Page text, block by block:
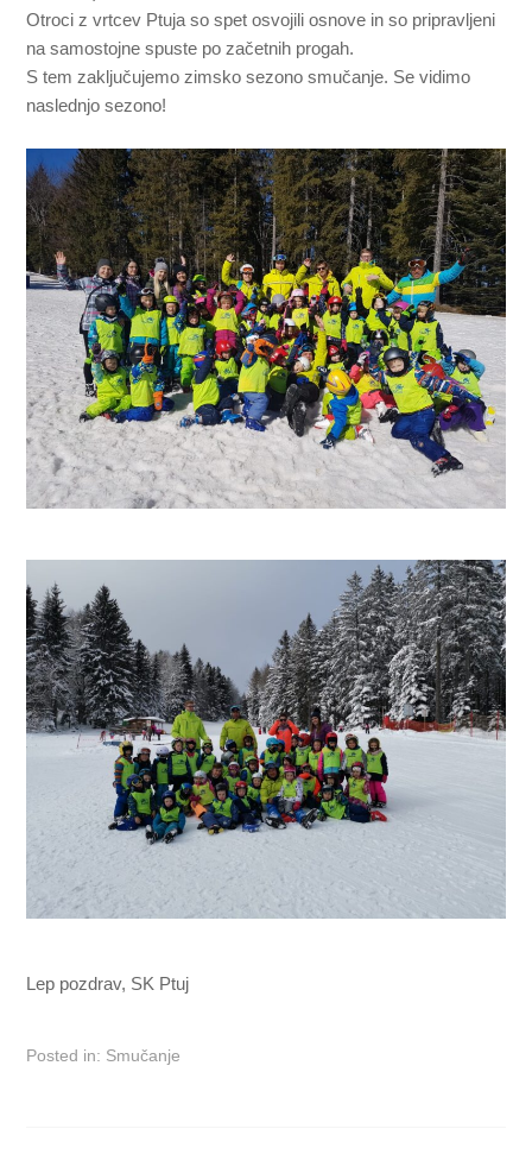
Otroci z vrtcev Ptuja so spet osvojili osnove in so pripravljeni
na samostojne spuste po začetnih progah.
S tem zaključujemo zimsko sezono smučanje. Se vidimo
naslednjo sezono!
Lep pozdrav, SK Ptuj
Posted in: Smučanje